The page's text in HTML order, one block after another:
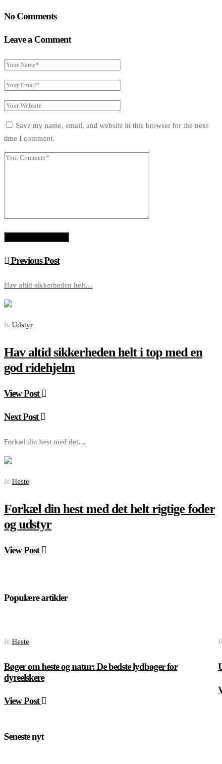
No Comments
Leave a Comment
Save my name, email, and website in this browser for the next
time I comment.
Previous Post
Hav altid sikkerheden helt…
In Udstyr
Hav altid sikkerheden helt i top med en
god ridehjelm
View Post
Next Post
Forkæl din hest med det…
In Heste
Forkæl din hest med det helt rigtige foder
og udstyr
View Post
Populære artikler
In Heste
Bøger om heste og natur: De bedste lydbøger for
dyreelskere
View Post
Seneste nyt